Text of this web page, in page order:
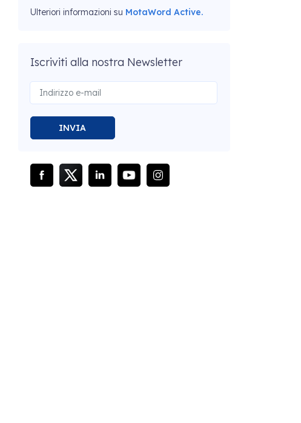
Ulteriori informazioni su MotaWord Active.
Iscriviti alla nostra Newsletter
INVIA